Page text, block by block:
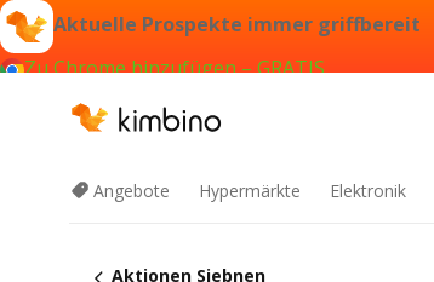
Aktuelle Prospekte immer griffbereit
Zu Chrome hinzufügen – GRATIS
Angebote Hypermärkte Elektronik
Aktionen Siebnen